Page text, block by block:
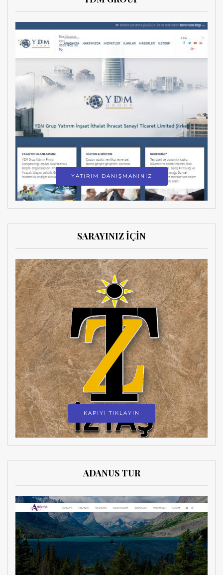
YATIRIM DANIŞMANINIZ
SARAYINIZ İÇİN
KAPIYI TIKLAYIN
ADANUS TUR